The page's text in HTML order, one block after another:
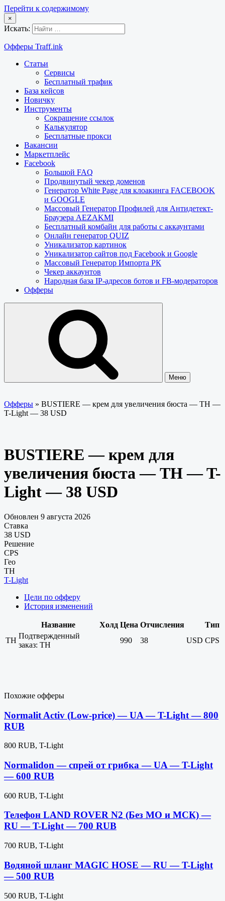
Перейти к содержимому
×
Искать:
Офферы Traff.ink
Статьи
Сервисы
Бесплатный трафик
База кейсов
Новичку
Инструменты
Сокращение ссылок
Калькулятор
Бесплатные прокси
Вакансии
Маркетплейс
Facebook
Большой FAQ
Продвинутый чекер доменов
Генератор White Page для клоакинга FACEBOOK
и GOOGLE
Массовый Генератор Профилей для Антидетект-
Браузера AEZAKMI
Бесплатный комбайн для работы с аккаунтами
Онлайн генератор QUIZ
Уникализатор картинок
Уникализатор сайтов под Facebook и Google
Массовый Генератор Импорта РК
Чекер аккаунтов
Народная база IP-адресов ботов и FB-модераторов
Офферы
Меню
Офферы » BUSTIERE — крем для увеличения бюста — TH —
T-Light — 38 USD
BUSTIERE — крем для
увеличения бюста — TH — T-
Light — 38 USD
Обновлен 9 августа 2026
Ставка
38 USD
Решение
CPS
Гео
TH
T-Light
Цели по офферу
История изменений
Название Холд Цена Отчисления
Тип
TH
Подтвержденный
заказ: TH
990 38 USD CPS
Похожие офферы
Normalit Activ (Low-price) — UA — T-Light — 800
RUB
800 RUB, T-Light
Normalidon — спрей от грибка — UA — T-Light
— 600 RUB
600 RUB, T-Light
Телефон LAND ROVER N2 (Без МО и МСК) —
RU — T-Light — 700 RUB
700 RUB, T-Light
Водяной шланг MAGIC HOSE — RU — T-Light
— 500 RUB
500 RUB, T-Light